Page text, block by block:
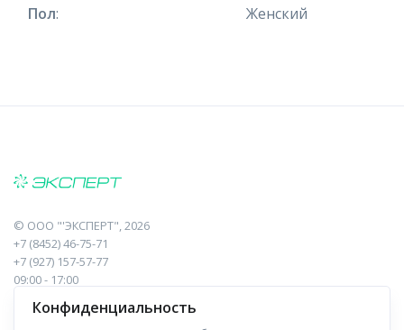
Пол: Женский
© ООО "'ЭКСПЕРТ", 2026
+7 (8452) 46-75-71
+7 (927) 157-57-77
09:00 - 17:00
410017, Саратов, Пугачева, 10 к1, оф.23
Конфиденциальность